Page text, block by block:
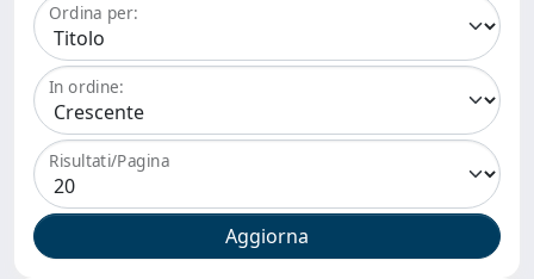
Ordina per:
In ordine:
Risultati/Pagina